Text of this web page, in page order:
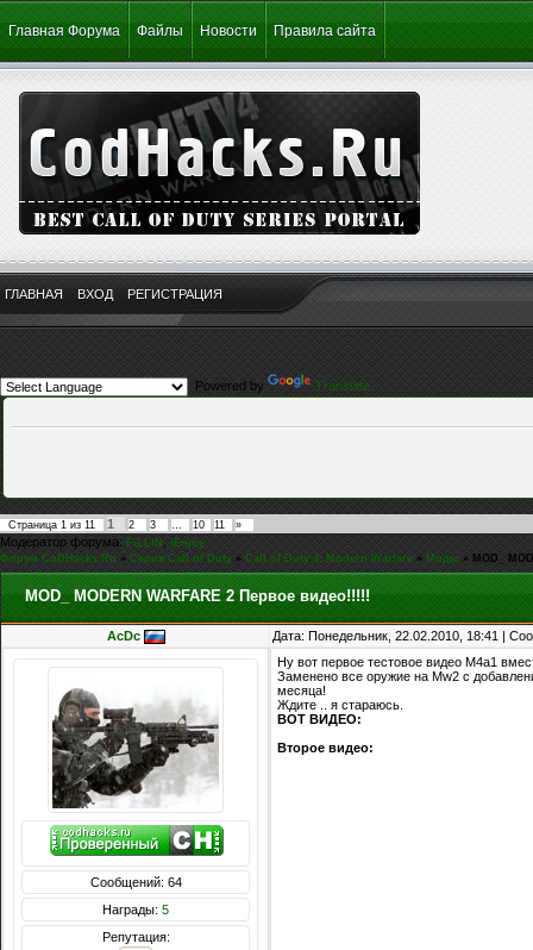
Главная Форума Файлы Новости Правила сайта
ГЛАВНАЯ ВХОД РЕГИСТРАЦИЯ
Powered by Translate
Страница 1 из 11 1 2 3 … 10 11 »
Модератор форума: FiLLiN,iEnjoy
Форум CoDHacks.Ru » Серия Call of Duty » Call of Duty 4: Modern Warfare » Моды » MOD_
MOD_ MODERN WARFARE 2 Первое видео!!!!!
AcDc Дата: Понедельник, 22.02.2010, 18:41 |
Сообщений: 64
Награды: 5
Репутация:
Ну вот первое тестовое видео M4a1
Заменено все оружие на Mw2 c
месяца!
Ждите .. я стараюсь.
ВОТ ВИДЕО:
Второе видео: